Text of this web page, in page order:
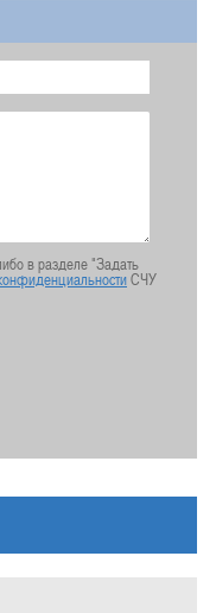
в разделе "Задать
СЧУ